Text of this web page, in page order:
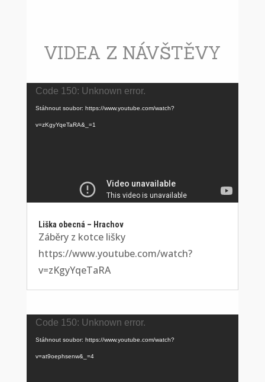
VIDEA Z NÁVŠTĚVY
Video
přehrávač
Code 150: Unknown error.
Stáhnout soubor: https://www.youtube.com/watch?
v=zKgyYqeTaRA&_=1
Liška obecná – Hrachov
Záběry z kotce lišky
https://www.youtube.com/watch?
v=zKgyYqeTaRA
Video
přehrávač
Code 150: Unknown error.
Stáhnout soubor: https://www.youtube.com/watch?
v=at9oephsenw&_=4